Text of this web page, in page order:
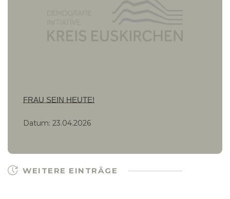
FRAU SEIN HEUTE!
Datum: 23.04.2026
WEITERE EINTRÄGE